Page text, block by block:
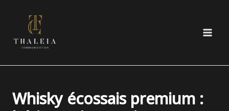
contenu
Whisky écossais premium :